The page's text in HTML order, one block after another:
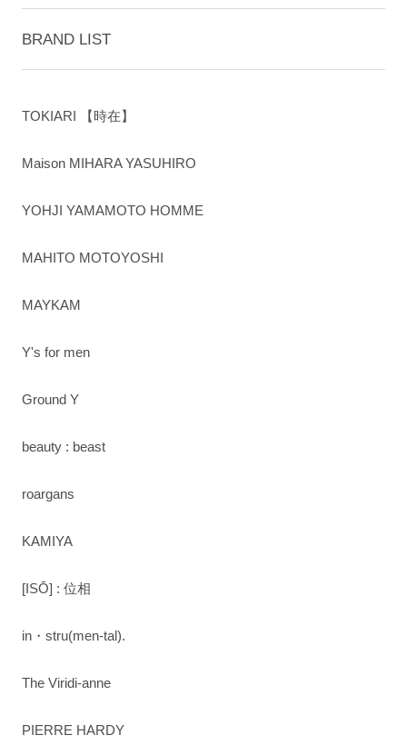
BRAND LIST
TOKIARI 【時在】
Maison MIHARA YASUHIRO
YOHJI YAMAMOTO HOMME
MAHITO MOTOYOSHI
MAYKAM
Y's for men
Ground Y
beauty : beast
roargans
KAMIYA
[ISŌ] : 位相
in・stru(men-tal).
The Viridi-anne
PIERRE HARDY